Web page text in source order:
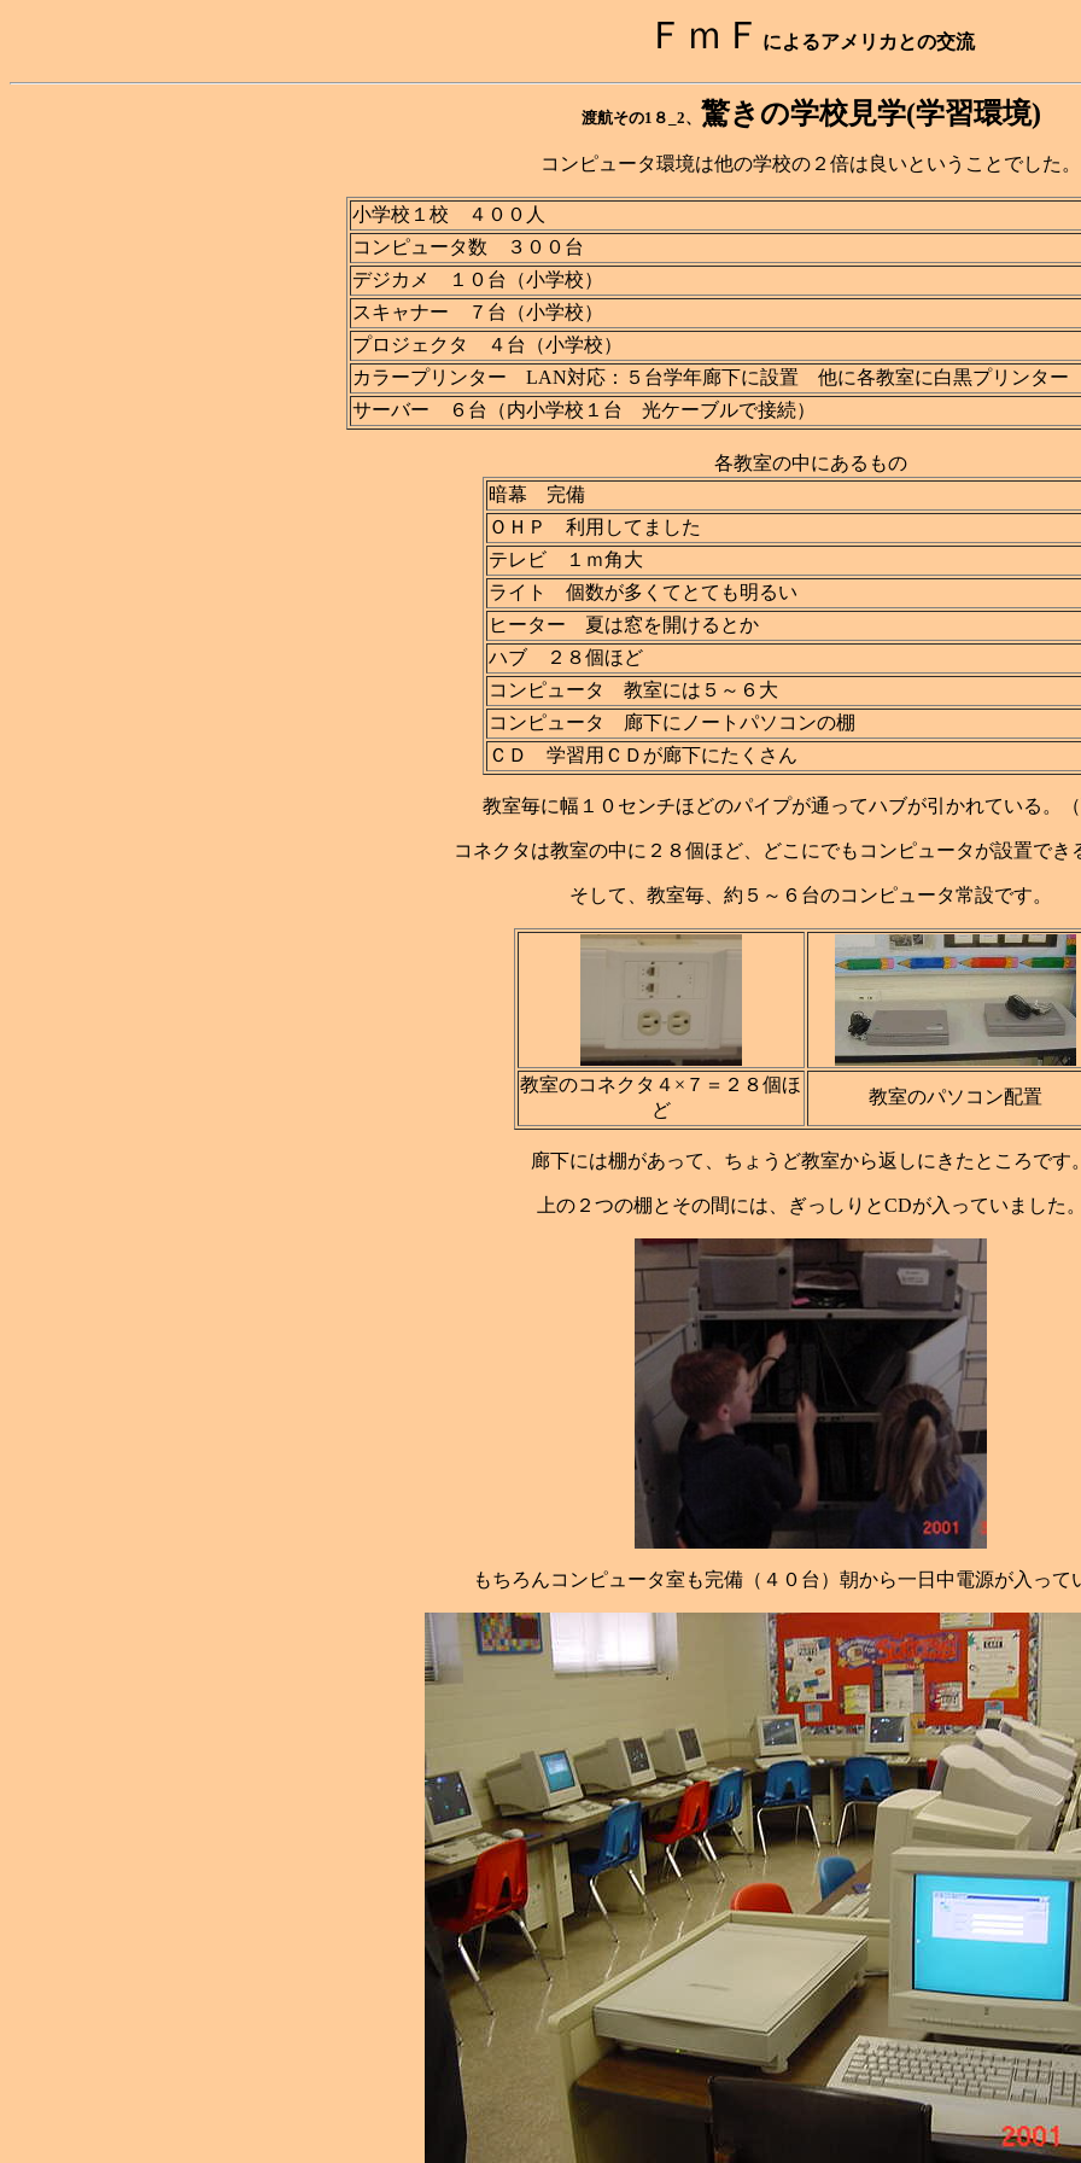
ＦｍＦ によるアメリカとの交流
渡航その1８_2、 驚きの学校見学(学習環境)
コンピュータ環境は他の学校の２倍は良いということでした。
小学校１校 ４００人
コンピュータ数 ３００台
デジカメ １０台（小学校）
スキャナー ７台（小学校）
プロジェクタ ４台（小学校）
カラープリンター LAN対応：５台学年廊下に設置 他に各教室に白黒プリンター
サーバー ６台（内小学校１台 光ケーブルで接続）
各教室の中にあるもの
暗幕 完備
ＯＨＰ 利用してました
テレビ １ｍ角大
ライト 個数が多くてとても明るい
ヒーター 夏は窓を開けるとか
ハブ ２８個ほど
コンピュータ 教室には５～６大
コンピュータ 廊下にノートパソコンの棚
ＣＤ 学習用ＣＤが廊下にたくさん
教室毎に幅１０センチほどのパイプが通ってハブが引かれている。（
コネクタは教室の中に２８個ほど、どこにでもコンピュータが設置でき
そして、教室毎、約５～６台のコンピュータ常設です。
教室のコネクタ４×７＝２８個ほ
ど
教室のパソコン配置
廊下には棚があって、ちょうど教室から返しにきたところです。
上の２つの棚とその間には、ぎっしりとCDが入っていました。
もちろんコンピュータ室も完備（４０台）朝から一日中電源が入って